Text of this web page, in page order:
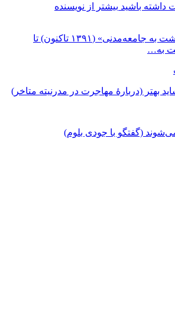
باشید بیشتر از نویسنده
از «پروژه هامون؛ بازگشت به جامعه‌مدنی» (۱۳۹۱ تاکنون) تا
به…
بهتر (دربارۀ مهاجرت در مدرنیته متاخر)
(گفتگو با جودی بلوم)